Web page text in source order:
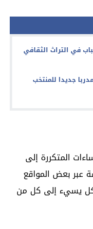
في التراث الثقافي
جديدا للمنتخب
المتكررة إلى
عبر بعض المواقع
يسيء إلى كل من